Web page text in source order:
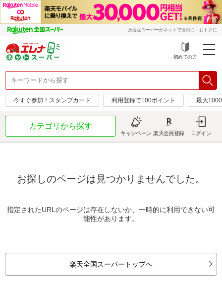
身近なスーパーがネットで便利に・おトクに
初めての方
今すぐ参加！スタンプカード 利用登録で100ポイント 最大
カテゴリから探す
キャンペーン 楽天会員登録 ログイン
お探しのページは見つかりませんでした。
指定されたURLのページは存在しないか、一時的に利用できない可
能性があります。
楽天全国スーパートップへ